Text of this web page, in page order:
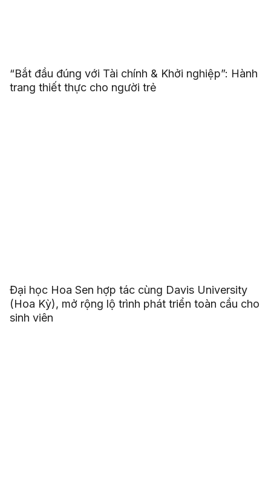
“Bắt đầu đúng với Tài chính & Khởi nghiệp”: Hành
trang thiết thực cho người trẻ
Đại học Hoa Sen hợp tác cùng Davis University
(Hoa Kỳ), mở rộng lộ trình phát triển toàn cầu cho
sinh viên